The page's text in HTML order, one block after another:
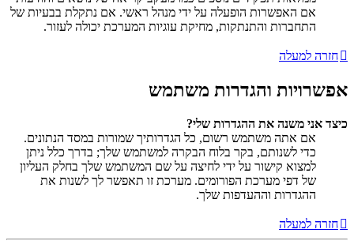
אם האפשרות הופעלה על ידי מנהל ראשי. אם נתקלת בבעיות של
התחברות והתנתקות, מחיקת עוגיות המערכת יכולה לעזור.
חזרה למעלה
אפשרויות והגדרות משתמש
כיצד אני משנה את ההגדרות שלי?
אם אתה משתמש רשום, כל הגדרותיך שמורות במסד הנתונים.
כדי לשנותם, בקר בלוח הבקרה למשתמש שלך; בדרך כלל ניתן
למצוא קישור על ידי לחיצה על שם המשתמש שלך בחלק העליון
של דפי מערכת הפורומים. מערכת זו תאפשר לך לשנות את
ההגדרות וההעדפות שלך.
חזרה למעלה